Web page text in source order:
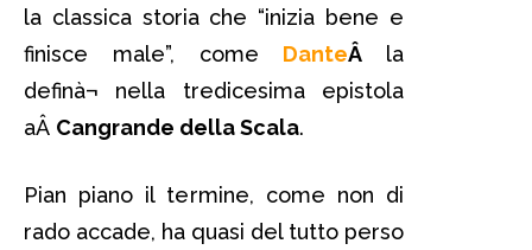
la classica storia che “inizia bene e
finisce male”, come DanteÂ la
definà¬ nella tredicesima epistola
aÂ Cangrande della Scala.
Pian piano il termine, come non di
rado accade, ha quasi del tutto perso